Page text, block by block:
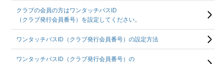
クラブの会員の方はワンタッチパスID
（クラブ発行会員番号）を設定してください。
ワンタッチパスID（クラブ発行会員番号）の設定方法
ワンタッチパスID（クラブ発行会員番号）の